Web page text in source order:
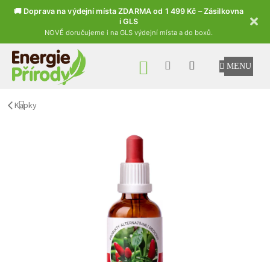
🚚 Doprava na výdejní místa ZDARMA od 1 499 Kč – Zásilkovna
i GLS
NOVĚ doručujeme i na GLS výdejní místa a do boxů.
Přejít na obsah
NÁKUPNÍ KOŠÍK
Kapky